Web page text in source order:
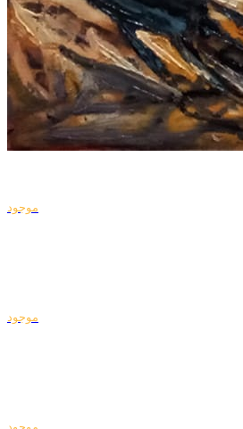
موجود
موجود